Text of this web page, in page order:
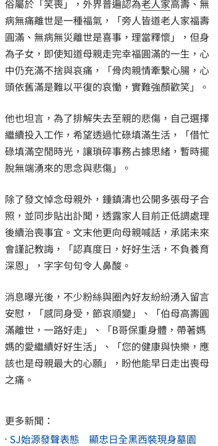
俗屬於「笑喪」，外界普遍認為老人家高壽、無
病無痛離世是一種福氣，「旁人皆道老人家福壽
圓滿、無病無災離世是喜事，理當釋懷」，但身
為子女，即使知道母親走完幸福圓滿的一生，心
中仍充滿不捨與哀痛，「骨肉親情牽繫心腸，心
頭依舊滿是難以平復的哀慟，實難強顏歡笑」。
他也坦言，為了排解失去至親的悲傷，自己選擇
繼續投入工作，希望透過忙碌填滿生活，「借忙
碌填滿空閒時光，讓瑣碎事務占據思緒，暫時擺
脫無端湧來的思念與悲傷」。
除了發文悼念母親外，鍾鎮濤也公開多張母子合
照，並同步貼出訃聞，透露家人目前正低調處理
後續治喪事宜。文末他更向母親喊話，承諾未來
會謹記教誨，「認真度日，好好生活，不負養育
深恩」，字字句句令人鼻酸。
消息曝光後，不少粉絲與圈內好友紛紛湧入留言
安慰，「感同身受，節哀順變」、「伯母高壽圓
滿離世，一路好走」、「B哥保重身體，帶著媽
媽的愛繼續好好生活」、「您的健康與快樂，應
該也是母親最大的心願」，盼他能早日走出喪母
之痛。
更多新聞：
SJ始源發聲表態 顯忠日全黑西裝現身墓園